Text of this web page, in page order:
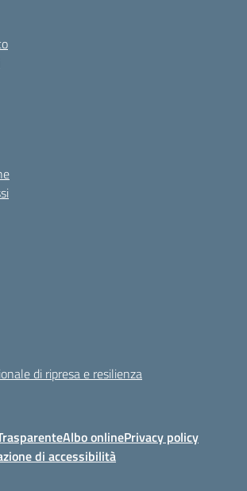
di ripresa e resilienza
Albo onlinePrivacy policy
di accessibilità